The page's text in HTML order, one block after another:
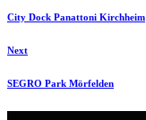
City Dock Panattoni Kirchheim
Next
SEGRO Park Mörfelden